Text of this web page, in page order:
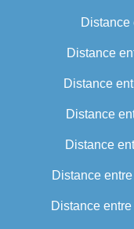
Distance
Distance
Distance
Distance
Distance
Distance entre
Distance entre